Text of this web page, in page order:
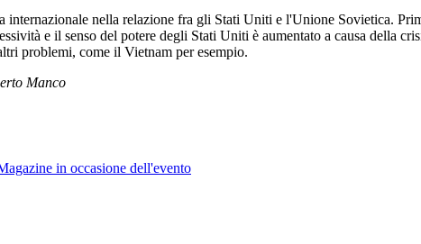
nella relazione fra gli Stati Uniti e l'Unione Sovietica.
e il senso del potere degli Stati Uniti è aumentato a causa della
problemi, come il Vietnam per esempio.
Manco
in occasione dell'evento